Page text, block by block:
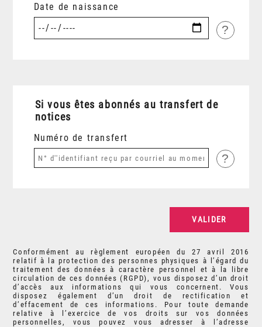
Date de naissance
?
Si vous êtes abonnés au transfert de
notices
Numéro de transfert
?
Conformément au règlement européen du 27 avril 2016
relatif à la protection des personnes physiques à l’égard du
traitement des données à caractère personnel et à la libre
circulation de ces données (RGPD), vous disposez d’un droit
d’accès aux informations qui vous concernent. Vous
disposez également d’un droit de rectification et
d’effacement de ces informations. Pour toute demande
relative à l’exercice de vos droits sur vos données
personnelles, vous pouvez vous adresser à l’adresse